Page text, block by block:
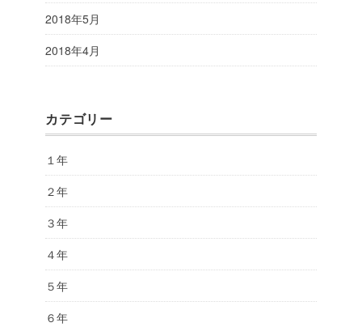
2018年5月
2018年4月
カテゴリー
１年
２年
３年
４年
５年
６年